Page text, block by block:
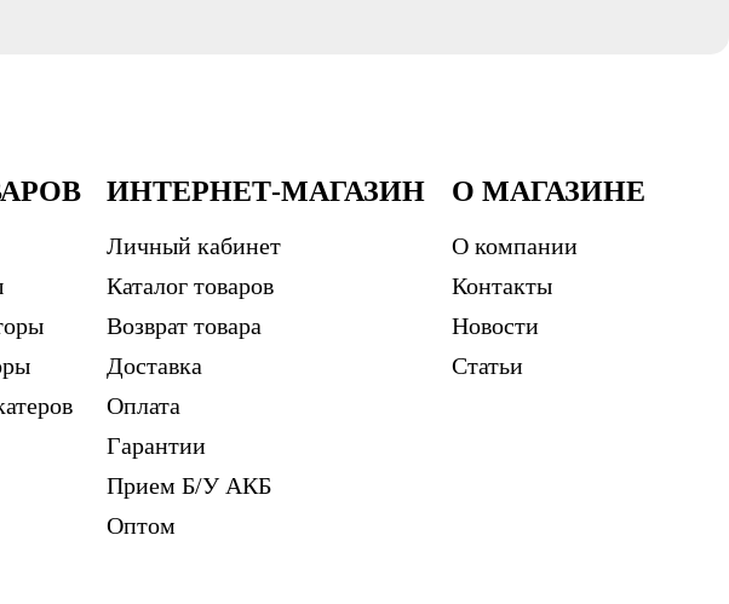
ИНТЕРНЕТ-МАГАЗИН
Личный кабинет
Каталог товаров
Возврат товара
Доставка
Оплата
Гарантии
Прием Б/У АКБ
Оптом
О МАГАЗИНЕ
О компании
Контакты
Новости
Статьи